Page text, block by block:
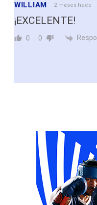
WILLIAM 2 meses hace
¡EXCELENTE!
0 0